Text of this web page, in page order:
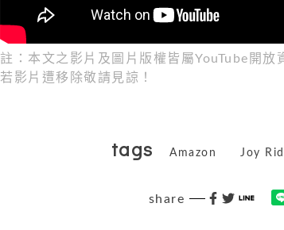
註：本文之影片及圖片版權皆屬YouTube開放
若影片遭移除敬請見諒！
tags Amazon Joy
share